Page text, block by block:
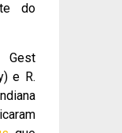
do
Gest
e R.